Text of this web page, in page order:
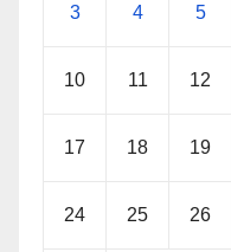
3 4 5
10 11 12
17 18 19
24 25 26